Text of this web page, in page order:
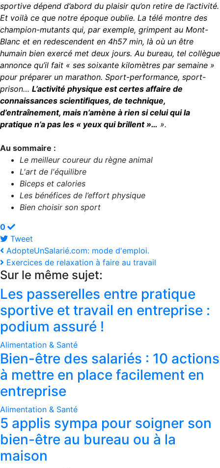
sportive dépend d’abord du plaisir qu’on retire de l’activité.
Et voilà ce que notre époque oublie. La télé montre des
champion-mutants qui, par exemple, grimpent au Mont-
Blanc et en redescendent en 4h57 min, là où un être
humain bien exercé met deux jours. Au bureau, tel collègue
annonce qu’il fait « ses soixante kilomètres par semaine »
pour préparer un marathon. Sport-performance, sport-
prison… L’activité physique est certes affaire de
connaissances scientifiques, de technique,
d’entraînement, mais n’amène à rien si celui qui la
pratique n’a pas les « yeux qui brillent »… ».
Au sommaire :
Le meilleur coureur du règne animal
L'art de l'équilibre
Biceps et calories
Les bénéfices de l’effort physique
Bien choisir son sport
0
Tweet
pinterest
AdopteUnSalarié.com: mode d'emploi.
Exercices de relaxation à faire au travail
Sur le même sujet:
Les passerelles entre pratique
sportive et travail en entreprise :
podium assuré !
Alimentation & Santé
Bien-être des salariés : 10 actions
à mettre en place facilement en
entreprise
Alimentation & Santé
5 applis sympa pour soigner son
bien-être au bureau ou à la
maison